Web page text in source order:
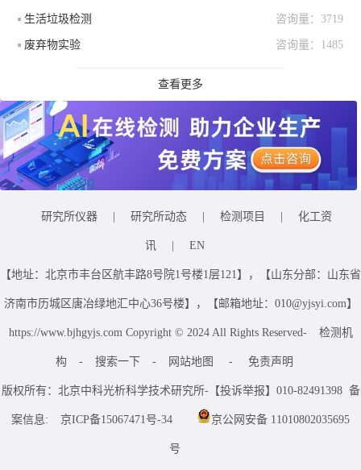
生活垃圾检测 咨询量：3719
废弃物实验 咨询量：1485
查看更多
研究所仪器 | 研究所动态 | 检测项目 | 化工资
讯 | EN
【地址：北京市丰台区航丰路8号院1号楼1层121】，【山东分部：山东省
济南市历城区唐冶绿地汇中心36号楼】，【邮箱地址：010@yjsyi.com】
https://www.bjhgyjs.com Copyright © 2024 All Rights Reserved- 检测机
构 - 搜索一下 - 网站地图 - 免责声明
版权所有：北京中科光析科学技术研究所-【投诉举报】010-82491398 备
案信息: 京ICP备15067471号-34 京公网安备 11010802035695
号